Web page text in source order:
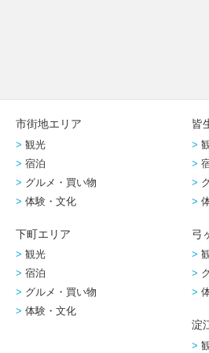
市街地エリア
観光
宿泊
グルメ・買い物
体験・文化
皆
下町エリア
観光
宿泊
グルメ・買い物
体験・文化
弓
淀